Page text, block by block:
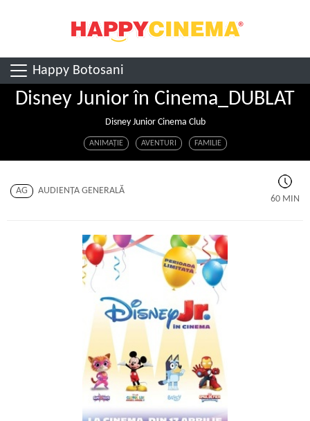
Happy Botosani
Disney Junior în Cinema_DUBLAT
Disney Junior Cinema Club
ANIMAŢIE AVENTURI FAMILIE
AG
AUDIENŢA GENERALĂ
60 MIN